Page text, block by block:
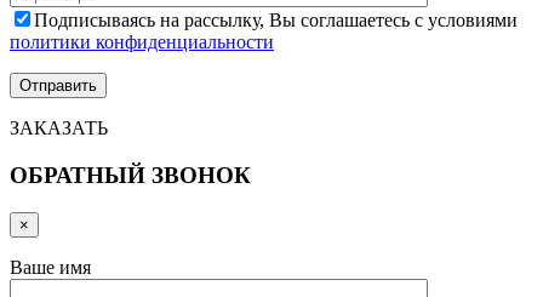
Подписываясь на рассылку, Вы соглашаетесь с условиями
политики конфиденциальности
ЗАКАЗАТЬ
ОБРАТНЫЙ ЗВОНОК
×
Ваше имя